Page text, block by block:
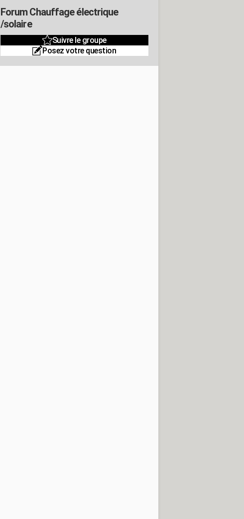
Forum Chauffage électrique
/solaire
Suivre le groupe
Posez votre question